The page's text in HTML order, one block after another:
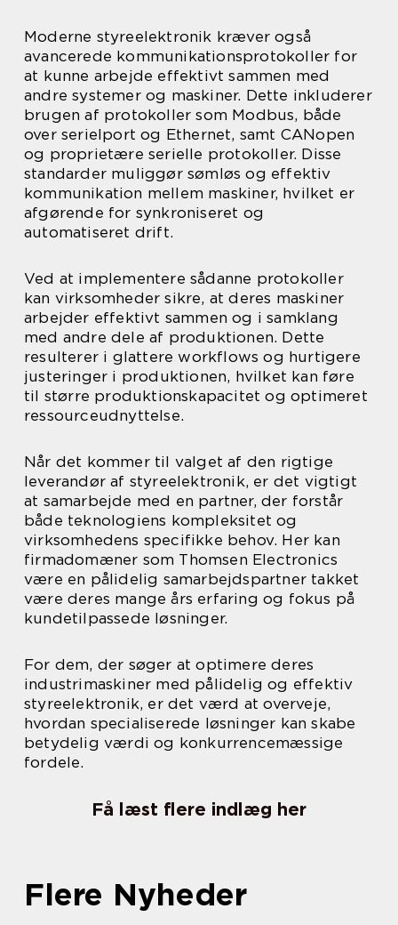
Moderne styreelektronik kræver også
avancerede kommunikationsprotokoller for
at kunne arbejde effektivt sammen med
andre systemer og maskiner. Dette inkluderer
brugen af protokoller som Modbus, både
over serielport og Ethernet, samt CANopen
og proprietære serielle protokoller. Disse
standarder muliggør sømløs og effektiv
kommunikation mellem maskiner, hvilket er
afgørende for synkroniseret og
automatiseret drift.
Ved at implementere sådanne protokoller
kan virksomheder sikre, at deres maskiner
arbejder effektivt sammen og i samklang
med andre dele af produktionen. Dette
resulterer i glattere workflows og hurtigere
justeringer i produktionen, hvilket kan føre
til større produktionskapacitet og optimeret
ressourceudnyttelse.
Når det kommer til valget af den rigtige
leverandør af styreelektronik, er det vigtigt
at samarbejde med en partner, der forstår
både teknologiens kompleksitet og
virksomhedens specifikke behov. Her kan
firmadomæner som Thomsen Electronics
være en pålidelig samarbejdspartner takket
være deres mange års erfaring og fokus på
kundetilpassede løsninger.
For dem, der søger at optimere deres
industrimaskiner med pålidelig og effektiv
styreelektronik, er det værd at overveje,
hvordan specialiserede løsninger kan skabe
betydelig værdi og konkurrencemæssige
fordele.
Få læst flere indlæg her
Flere Nyheder